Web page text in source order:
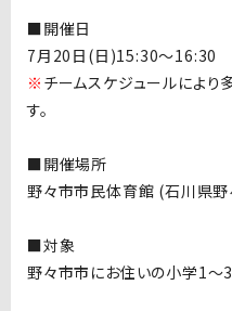
■開催日
7月20日(日)15:30～16:30
※ チームスケジュールによ
す。
■開催場所
野々市市民体育館 (石川県
■対象
野々市市にお住いの小学1